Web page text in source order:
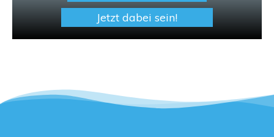
Jetzt dabei sein!